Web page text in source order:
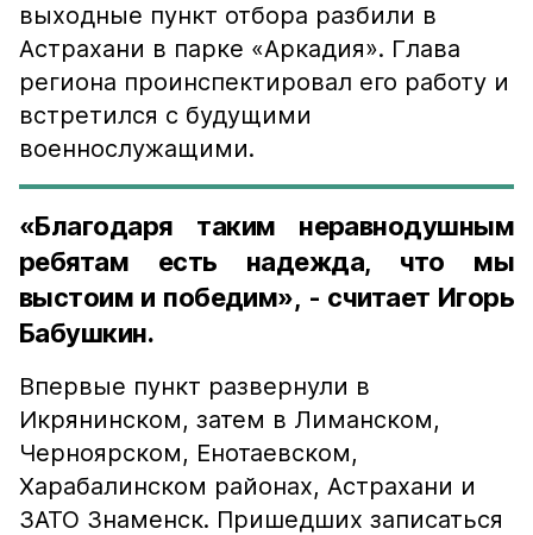
выходные пункт отбора разбили в
Астрахани в парке «Аркадия». Глава
региона проинспектировал его работу и
встретился с будущими
военнослужащими.
«Благодаря таким неравнодушным
ребятам есть надежда, что мы
выстоим и победим», - считает Игорь
Бабушкин.
Впервые пункт развернули в
Икрянинском, затем в Лиманском,
Черноярском, Енотаевском,
Харабалинском районах, Астрахани и
ЗАТО Знаменск. Пришедших записаться